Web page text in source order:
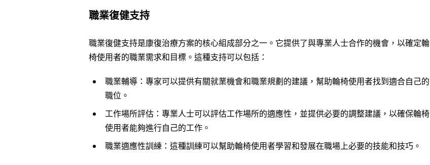
職業復健支持
職業復健支持是康復治療方案的核心組成部分之一。它提供了與專業人士合作的機會，以確定輪
椅使用者的職業需求和目標。這種支持可以包括：
職業輔導：專家可以提供有關就業機會和職業規劃的建議，幫助輪椅使用者找到適合自己的
職位。
工作場所評估：專業人士可以評估工作場所的適應性，並提供必要的調整建議，以確保輪椅
使用者能夠進行自己的工作。
職業適應性訓練：這種訓練可以幫助輪椅使用者學習和發展在職場上必要的技能和技巧。